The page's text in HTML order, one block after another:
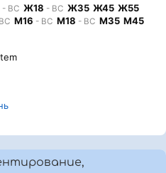
- ВС Ж18 - ВС Ж35 Ж45 Ж55
М16 - ВС М18 - ВС М35 М45